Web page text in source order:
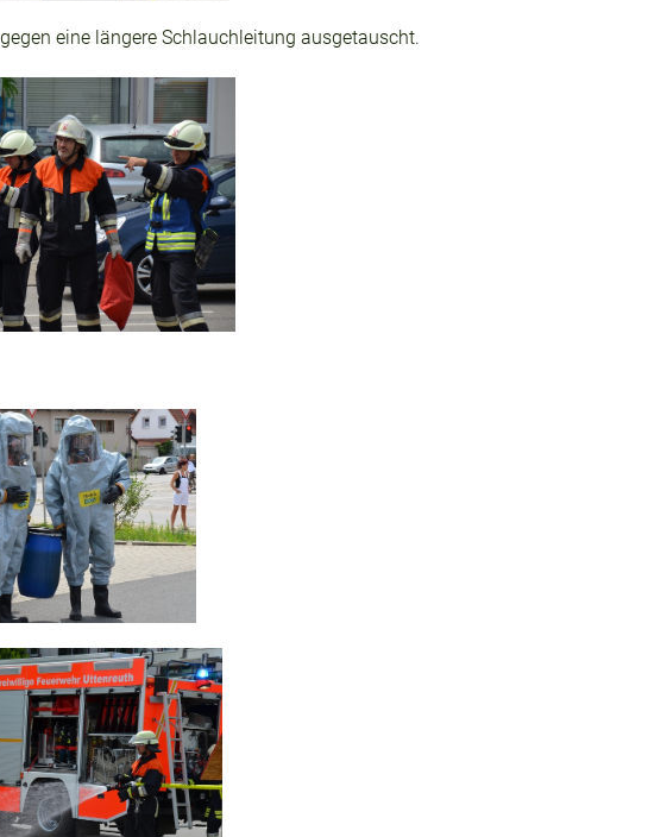
eine längere Schlauchleitung ausgetauscht.